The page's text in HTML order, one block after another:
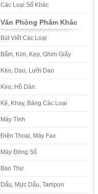
Các Loại Sổ Khác
Văn Phòng Phẩm Khác
Bút Viết Các Loại
Bấm, Kim, Kẹp, Ghim Giấy
Kéo, Dao, Lưỡi Dao
Keo, Hồ Dán
Kệ, Khay, Bảng Các Loại
Máy Tính
Điện Thoại, Máy Fax
Máy Đóng Số
Bao Thư
Dấu, Mực Dấu, Tampon